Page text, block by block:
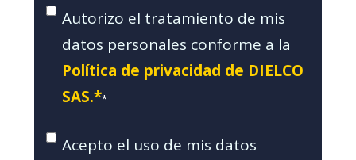
Autorizo el tratamiento de mis
datos personales conforme a la
Política de privacidad de DIELCO
SAS.**
Acepto el uso de mis datos